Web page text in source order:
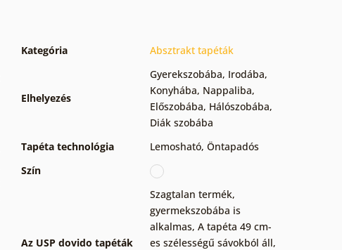
Kategória Absztrakt tapéták
Elhelyezés
Gyerekszobába, Irodába,
Konyhába, Nappaliba,
Előszobába, Hálószobába,
Diák szobába
Tapéta technológia
Lemosható, Öntapadós
Szín
Az USP dovido tapéták
Szagtalan termék,
gyermekszobába is
alkalmas, A tapéta 49 cm-
es szélességű sávokból áll,